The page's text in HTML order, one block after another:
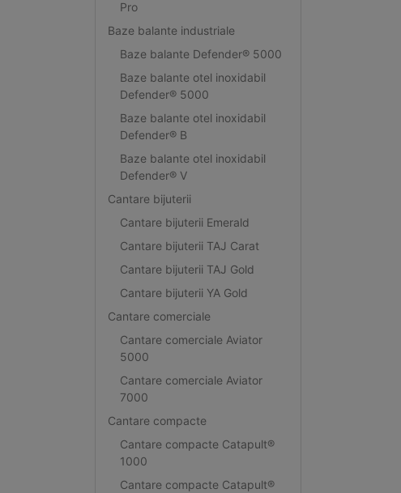
Pro
Baze balante industriale
Baze balante Defender® 5000
Baze balante otel inoxidabil
Defender® 5000
Baze balante otel inoxidabil
Defender® B
Baze balante otel inoxidabil
Defender® V
Cantare bijuterii
Cantare bijuterii Emerald
Cantare bijuterii TAJ Carat
Cantare bijuterii TAJ Gold
Cantare bijuterii YA Gold
Cantare comerciale
Cantare comerciale Aviator
5000
Cantare comerciale Aviator
7000
Cantare compacte
Cantare compacte Catapult®
1000
Cantare compacte Catapult®